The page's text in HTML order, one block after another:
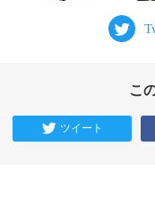
こ
ツイート